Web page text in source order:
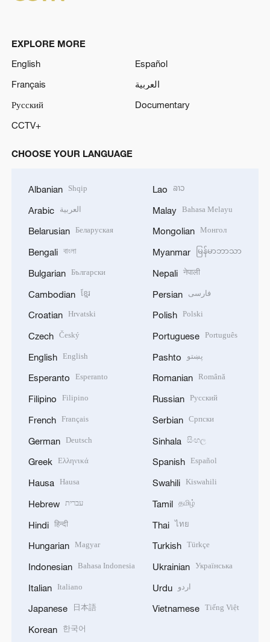
EXPLORE MORE
English
Español
Français
العربية
Русский
Documentary
CCTV+
CHOOSE YOUR LANGUAGE
Albanian Shqip
Arabic العربية
Belarusian Беларуская
Bengali বাংলা
Bulgarian Български
Cambodian ខ្មែរ
Croatian Hrvatski
Czech Český
English English
Esperanto Esperanto
Filipino Filipino
French Français
German Deutsch
Greek Ελληνικά
Hausa Hausa
Hebrew עברית
Hindi हिन्दी
Hungarian Magyar
Indonesian Bahasa Indonesia
Italian Italiano
Japanese 日本語
Korean 한국어
Lao ລາວ
Malay Bahasa Melayu
Mongolian Монгол
Myanmar မြန်မာဘာသာ
Nepali नेपाली
Persian فارسی
Polish Polski
Portuguese Português
Pashto پښتو
Romanian Română
Russian Русский
Serbian Српски
Sinhala සිංහල
Spanish Español
Swahili Kiswahili
Tamil தமிழ்
Thai ไทย
Turkish Türkçe
Ukrainian Українська
Urdu اردو
Vietnamese Tiếng Việt